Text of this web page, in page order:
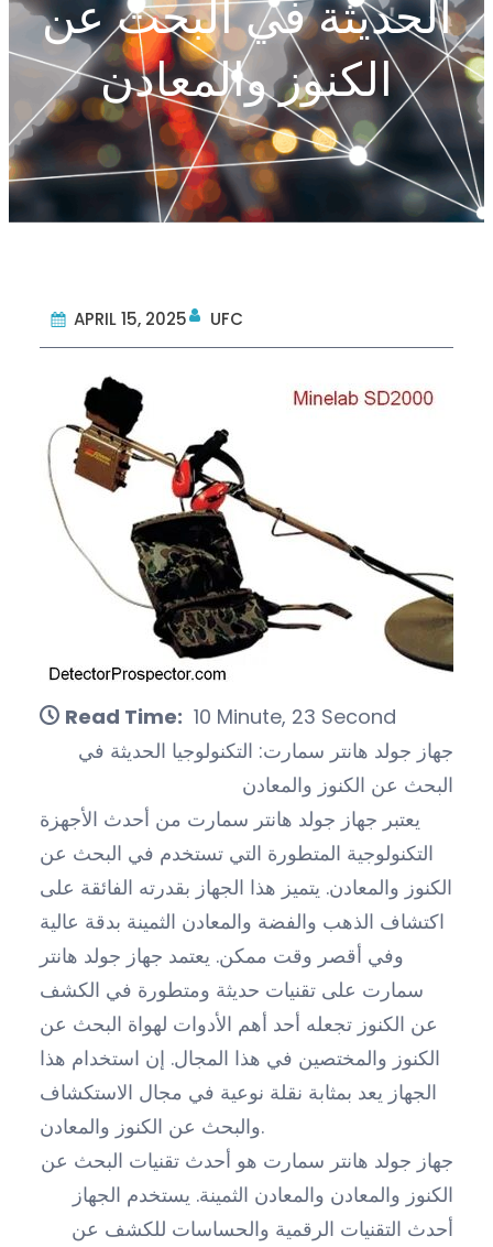
الحديثة في البحث عن
الكنوز والمعادن
APRIL 15, 2025 UFC
Read Time: 10 Minute, 23 Second
جهاز جولد هانتر سمارت: التكنولوجيا الحديثة في
البحث عن الكنوز والمعادن
يعتبر جهاز جولد هانتر سمارت من أحدث الأجهزة
التكنولوجية المتطورة التي تستخدم في البحث عن
الكنوز والمعادن. يتميز هذا الجهاز بقدرته الفائقة على
اكتشاف الذهب والفضة والمعادن الثمينة بدقة عالية
وفي أقصر وقت ممكن. يعتمد جهاز جولد هانتر
سمارت على تقنيات حديثة ومتطورة في الكشف
عن الكنوز تجعله أحد أهم الأدوات لهواة البحث عن
الكنوز والمختصين في هذا المجال. إن استخدام هذا
الجهاز يعد بمثابة نقلة نوعية في مجال الاستكشاف
والبحث عن الكنوز والمعادن.
جهاز جولد هانتر سمارت هو أحدث تقنيات البحث عن
الكنوز والمعادن والمعادن الثمينة. يستخدم الجهاز
أحدث التقنيات الرقمية والحساسات للكشف عن